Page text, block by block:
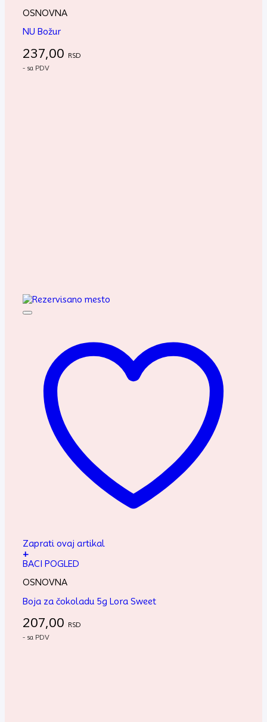
OSNOVNA
NU Božur
237,00 RSD
- sa PDV
Zaprati ovaj artikal
+
BACI POGLED
OSNOVNA
Boja za čokoladu 5g Lora Sweet
207,00 RSD
- sa PDV